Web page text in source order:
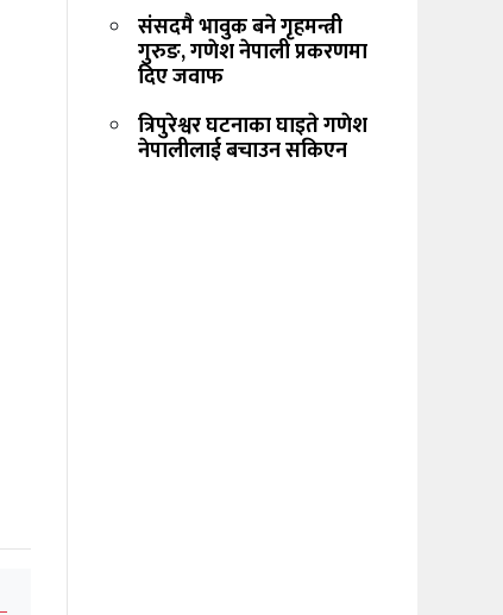
संसदमै भावुक बने गृहमन्त्री
गुरुङ, गणेश नेपाली प्रकरणमा
दिए जवाफ
त्रिपुरेश्वर घटनाका घाइते गणेश
नेपालीलाई बचाउन सकिएन